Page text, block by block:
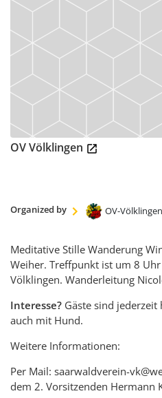
Shopware
ÜBER
UNS
Geschäftsstelle
Ortsvereine
Der
Hütten
Wandermagazin
Spenden
Satzung
Links
OV Völklingen
Organized by OV-Völklingen
Meditative Stille Wanderung
Weiher. Treffpunkt ist um 8
Völklingen. Wanderleitung
Interesse? Gäste sind
auch mit Hund.
Weitere Informationen:
Per Mail: saarwaldverein-
dem 2. Vorsitzenden Hermann